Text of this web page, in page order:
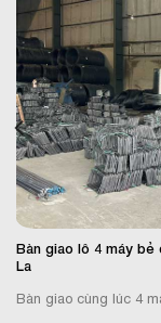
Bàn giao lô 4 máy
La
Bàn giao cùng lúc 4